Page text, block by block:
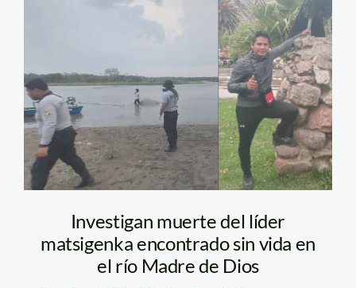
gerardo-Keimari-
Enrique-foto-
composición
Investigan muerte del líder
matsigenka encontrado sin vida en
el río Madre de Dios